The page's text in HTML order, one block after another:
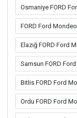
Osmaniye FORD
FORD Ford
Elazığ FORD Ford
Samsun FORD
Bitlis FORD Ford
Ordu FORD Ford